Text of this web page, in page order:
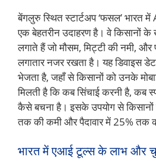
बेंगलुरु स्थित स्टार्टअप ‘फसल’ भारत
एक बेहतरीन उदाहरण है। वे किसानों के
लगाते हैं जो मौसम, मिट्टी की नमी,
लगातार नजर रखता है। यह डिवाइस
भेजता है, जहाँ से किसानों को उनके
मिलती है कि कब सिंचाई करनी है, कब
कैसे बचना है। इसके उपयोग से
तक की कमी और पैदावार में 25% तक
भारत में एआई टूल्स के लाभ और